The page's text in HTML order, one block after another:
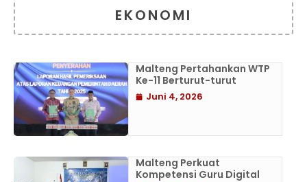
EKONOMI
Malteng Pertahankan WTP
Ke-11 Berturut-turut
Juni 4, 2026
Malteng Perkuat
Kompetensi Guru Digital